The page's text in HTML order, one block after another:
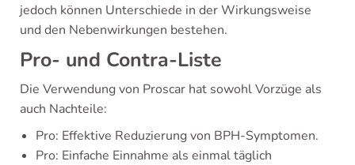
jedoch können Unterschiede in der Wirkungsweise
und den Nebenwirkungen bestehen.
Pro- und Contra-Liste
Die Verwendung von Proscar hat sowohl Vorzüge als
auch Nachteile:
Pro: Effektive Reduzierung von BPH-Symptomen.
Pro: Einfache Einnahme als einmal täglich